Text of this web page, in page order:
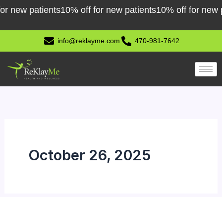
Skip
content
patients10% off for new patients10% off for new
info@reklayme.com 470-981-7642
October 26, 2025